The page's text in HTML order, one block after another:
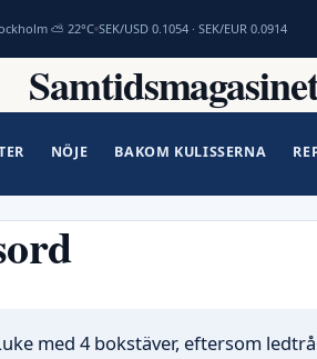
⛅ 22°C SEK/USD 0.1054 · SEK/EUR 0.0914
NÖJE BAKOM KULISSERNA
med 4 bokstäver, eftersom